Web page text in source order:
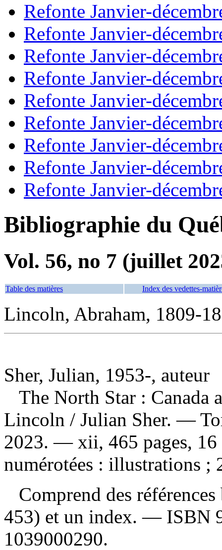
Refonte Janvier-
Refonte Janvier-
Refonte Janvier-
Refonte Janvier-
Refonte Janvier-
Refonte Janvier-
Refonte Janvier-
Refonte Janvier-
Refonte Janvier-
Bibliographie du
Vol. 56, no 7 (juillet
Table des matières Index des vedettes-
Lincoln, Abraham, 1809-
Sher, Julian, 1953-, auteur
The North Star : Canada
Lincoln / Julian Sher. —
2023. — xii, 465 pages, 16
numérotées : illustrations ;
Comprend des
453) et un index. — ISBN
1039000290.